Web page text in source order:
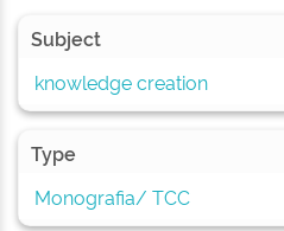
Subject
knowledge creation
Type
Monografia/ TCC